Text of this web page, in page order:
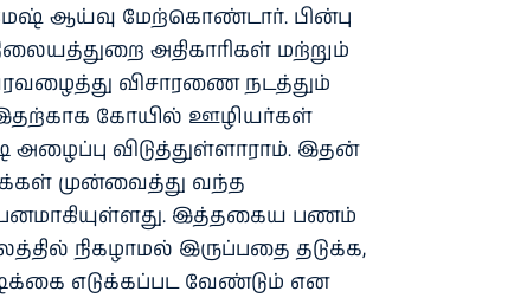
ஆய்வு மேற்கொண்டார். பின்பு
அதிகாரிகள் மற்றும்
விசாரணை நடத்தும்
இதற்காக கோயில் ஊழியர்கள்
விடுத்துள்ளாராம். இதன்
முன்வைத்து வந்த
இத்தகைய பணம்
நிகழாமல் இருப்பதை தடுக்க,
எடுக்கப்பட வேண்டும் என